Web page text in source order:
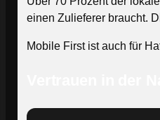
einen Zulieferer braucht.
Mobile First ist auch für